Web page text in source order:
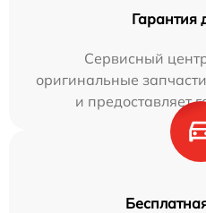
Гарантия
Сервисный
оригинальные
и предоставляет